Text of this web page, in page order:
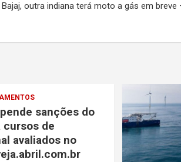
naval, etc
Bajaj, outra indiana terá moto a gás em
sanções do
cursos de
avaliados no